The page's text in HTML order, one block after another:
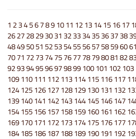
1 234567891011 121314151617
262728293031 32333435363738
48495051 52535455565758596061
7071 72737475767778798081 82
9293949596979899100101 102103
109110111 112113114115116117
124125126127128129130131 132
139140141 142143144145146147
154155156157158159160161 162
169170171 172173174175176177
184185186187188189190191 192